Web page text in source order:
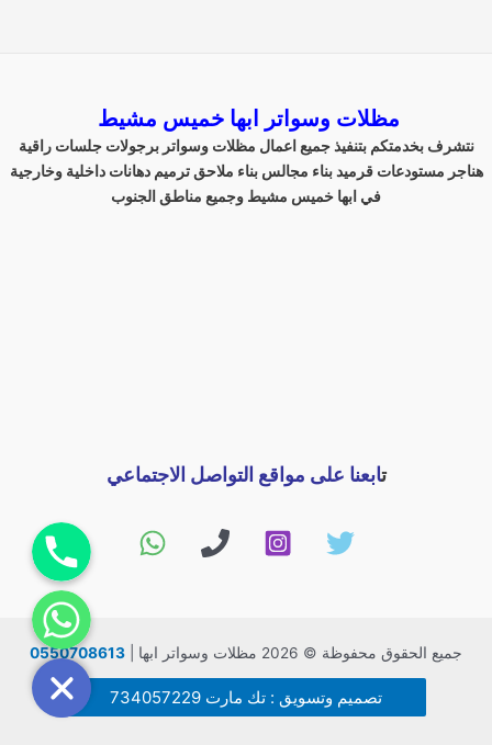
مظلات وسواتر ابها خميس مشيط
نتشرف بخدمتكم بتنفيذ جميع اعمال مظلات وسواتر برجولات جلسات راقية
هناجر مستودعات قرميد بناء مجالس بناء ملاحق ترميم دهانات داخلية وخارجية
في ابها خميس مشيط وجميع مناطق الجنوب
تابعنا على مواقع التواصل الاجتماعي
جميع الحقوق محفوظة © 2026 مظلات وسواتر ابها | 0550708613
تصميم وتسويق : تك مارت 734057229
راسلنا